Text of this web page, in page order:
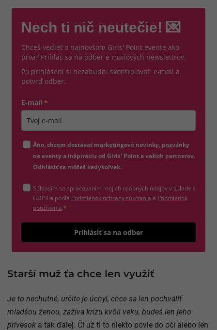
Nech ti nič neutečie! 💌
Chceš vedieť o najnovšom Girls' Point evente ako
prvá? Prihlás sa na odber e-mailových newslettrov.
Po prihlásení si nezabudni skontrolovať e-mail a
potvrď odber.
E-mail *
Áno, chcem dostávať marketingové novinky, pozvánky
na eventy a inšpiráciu od Girls' Point a vašich partnerov.
Odhlásiť sa môžeš kedykoľvek.
Súhlasím so spracovaním mojich osobných údajov v súlade s
GDPR a podľa Podmienok ochrany súkromia (otvorí sa v novom okne)
a Podmienok
používania(otvorí sa v novom okne)
.*
Prihlásiť sa na odber
Starší muž ťa chce len využiť
Je to nechutné, určite je úchyl, chce sa len pochváliť
mladšou ženou, zažíva krízu kvôli veku, budeš len jeho
prívesok a tak ďalej. Či už ti to niekto povie do očí alebo len